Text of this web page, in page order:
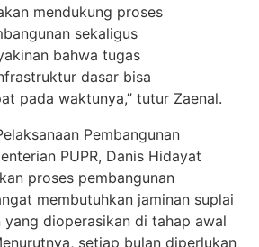
mendukung proses
sekaligus
bahwa tugas
dasar bisa
pada waktunya,” tutur Zaenal.
Pembangunan
PUPR, Danis Hidayat
proses pembangunan
membutuhkan jaminan suplai
dioperasikan di tahap awal
setiap bulan diperlukan